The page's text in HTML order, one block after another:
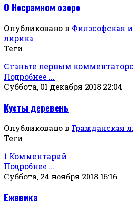
О Несрамном озере
Опубликовано в Философская
лирика
Теги
Станьте первым
Подробнее ...
Суббота, 01 декабря 2018 22:04
Кусты деревень
Опубликовано в Гражданская
Теги
1 Комментарий
Подробнее ...
Суббота, 24 ноября 2018 16:16
Ежевика